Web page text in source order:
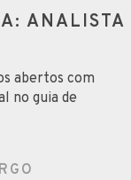
ANALISTA
abertos com
no guia de